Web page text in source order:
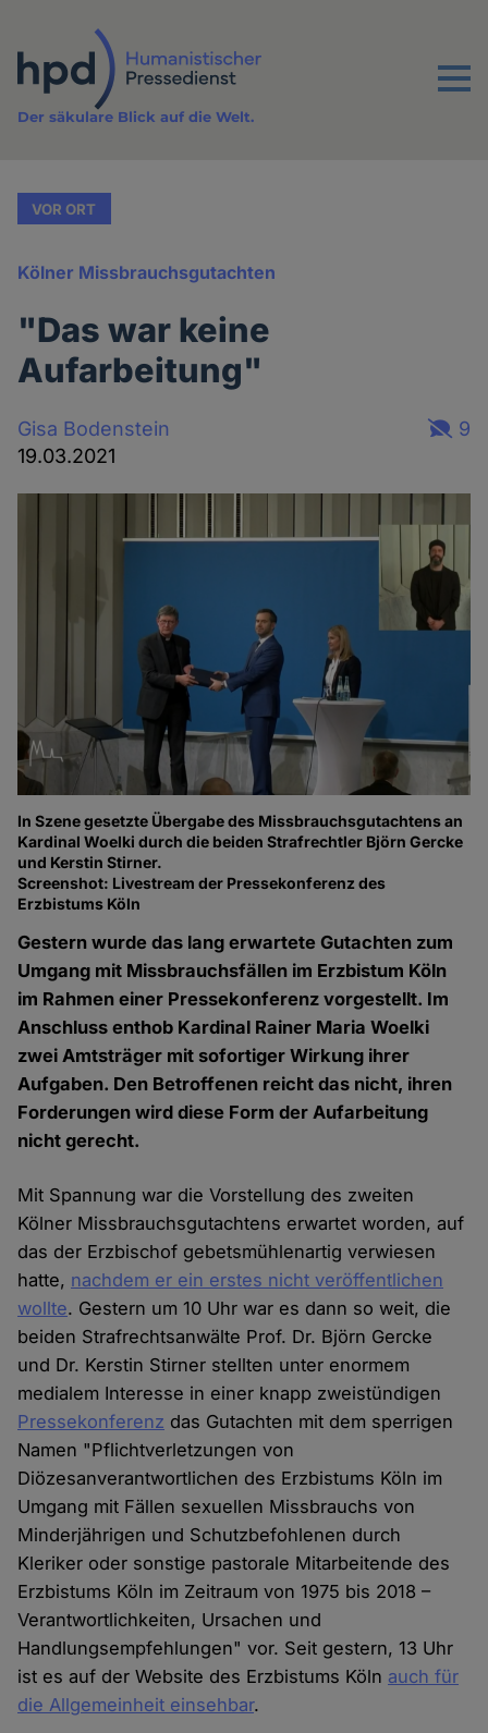
Inhalt
Menu
Der säkulare Blick auf die Welt.
VOR ORT
Kölner Missbrauchsgutachten
"Das war keine
Aufarbeitung"
Gisa Bodenstein
19.03.2021
9
In Szene gesetzte Übergabe des Missbrauchsgutachtens an
Kardinal Woelki durch die beiden Strafrechtler Björn Gercke
und Kerstin Stirner.
Screenshot: Livestream der Pressekonferenz des
Erzbistums Köln
Gestern wurde das lang erwartete Gutachten zum
Umgang mit Missbrauchsfällen im Erzbistum Köln
im Rahmen einer Pressekonferenz vorgestellt. Im
Anschluss enthob Kardinal Rainer Maria Woelki
zwei Amtsträger mit sofortiger Wirkung ihrer
Aufgaben. Den Betroffenen reicht das nicht, ihren
Forderungen wird diese Form der Aufarbeitung
nicht gerecht.
Mit Spannung war die Vorstellung des zweiten
Kölner Missbrauchsgutachtens erwartet worden, auf
das der Erzbischof gebetsmühlenartig verwiesen
hatte, nachdem er ein erstes nicht veröffentlichen
wollte. Gestern um 10 Uhr war es dann so weit, die
beiden Strafrechtsanwälte Prof. Dr. Björn Gercke
und Dr. Kerstin Stirner stellten unter enormem
medialem Interesse in einer knapp zweistündigen
Pressekonferenz das Gutachten mit dem sperrigen
Namen "Pflichtverletzungen von
Diözesanverantwortlichen des Erzbistums Köln im
Umgang mit Fällen sexuellen Missbrauchs von
Minderjährigen und Schutzbefohlenen durch
Kleriker oder sonstige pastorale Mitarbeitende des
Erzbistums Köln im Zeitraum von 1975 bis 2018 –
Verantwortlichkeiten, Ursachen und
Handlungsempfehlungen" vor. Seit gestern, 13 Uhr
ist es auf der Website des Erzbistums Köln auch für
die Allgemeinheit einsehbar.